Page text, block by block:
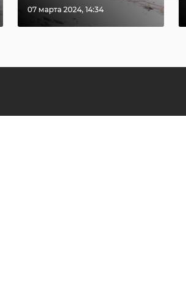
07 марта 2024, 14:34